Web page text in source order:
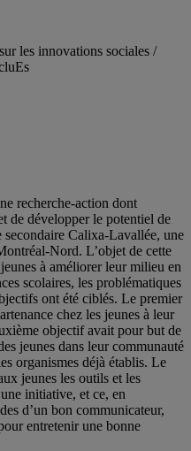
les innovations sociales /
recherche-action dont
de développer le potentiel de
secondaire Calixa-Lavallée, une
Nord. L’objet de cette
à améliorer leur milieu en
scolaires, les problématiques
ont été ciblés. Le premier
chez les jeunes à leur
objectif avait pour but de
jeunes dans leur communauté
organismes déjà établis. Le
jeunes les outils et les
initiative, et ce, en
d’un bon communicateur,
entretenir une bonne